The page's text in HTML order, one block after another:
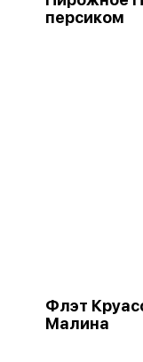
персиком
Флэт
Малина